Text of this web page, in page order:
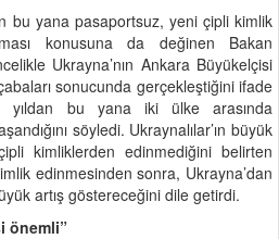
bu yana pasaportsuz, yeni çipli kimlik
konusuna da değinen Bakan
Ukrayna’nın Ankara Büyükelçisi
sonucunda gerçekleştiğini ifade
bu yana iki ülke arasında
söyledi. Ukraynalılar’ın büyük
kimliklerden edinmediğini belirten
edinmesinden sonra, Ukrayna’dan
artış göstereceğini dile getirdi.
önemli”